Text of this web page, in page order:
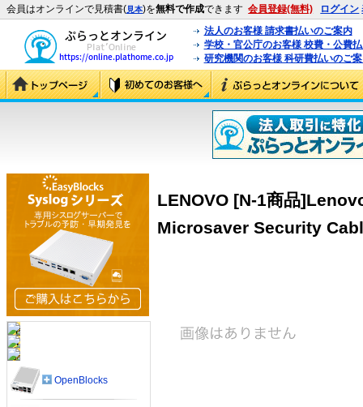
会員はオンラインで見積書(見本)を無料で作成できます 会員登録(無料) ログイン
法人のお客様 請求書払いのご案内
学校・官公庁のお客様 校費・公費
研究機関のお客様 科研費払いのご
LENOVO [N-1商品
Microsaver Security
OpenBlocks